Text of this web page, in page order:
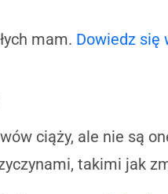
mam. Dowiedz się
ciąży, ale nie są
takimi jak